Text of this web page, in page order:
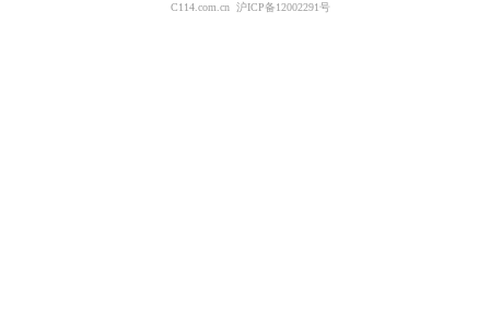
C114.com.cn 沪ICP备12002291号